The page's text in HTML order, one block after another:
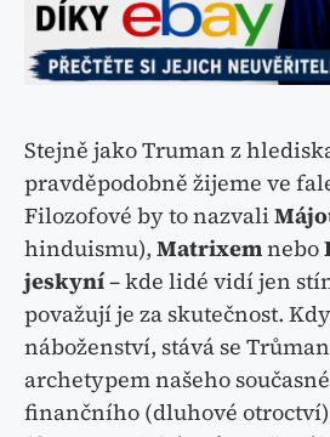
Stejně jako Truman z
pravděpodobně žijeme ve
Filozofové by to nazvali
hinduismu), Matrixemnebo
jeskyní– kde lidé vidí jen
považují je za skutečnost.
náboženství, stává se
archetypem našeho
finančního (dluhové